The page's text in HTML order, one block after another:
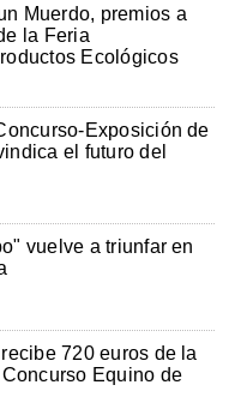
Muerdo, premios a
la Feria
Ecológicos
Exposición de
el futuro del
vuelve a triunfar en
720 euros de la
Equino de